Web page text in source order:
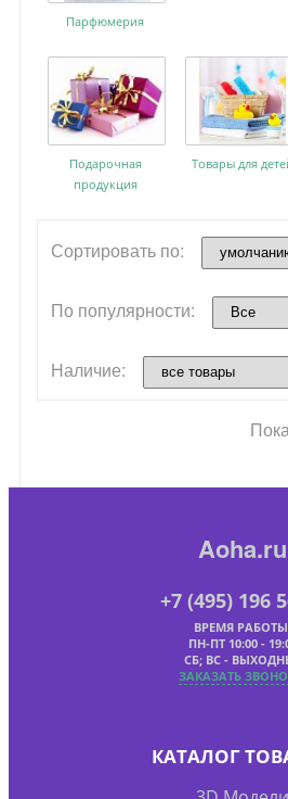
Парфюмерия
Подарочная
продукция
Товары для
Сортировать по:
По популярности:
Наличие:
Aoha.ru
+7 (495) 196
ВРЕМЯ
ПН-ПТ 10:00 -
СБ; ВС -
ЗАКАЗАТЬ
КАТАЛОГ